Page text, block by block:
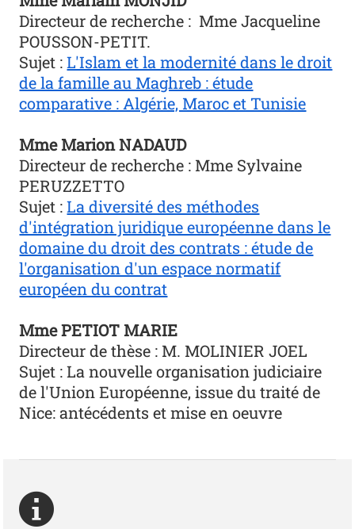
Directeur de recherche : Mme Jacqueline
POUSSON-PETIT.
Sujet :L'Islam et la modernité dans le droit
de la famille au Maghreb : étude
comparative : Algérie, Maroc et Tunisie
Mme Marion NADAUD
Directeur de recherche : Mme Sylvaine
PERUZZETTO
Sujet :La diversité des méthodes
d'intégration juridique européenne dans le
domaine du droit des contrats : étude de
l'organisation d'un espace normatif
européen du contrat
Mme PETIOT MARIE
Directeur de thèse : M. MOLINIER JOEL
Sujet : La nouvelle organisation judiciaire
de l'Union Européenne, issue du traité de
Nice: antécédents et mise en oeuvre